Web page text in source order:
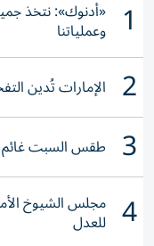
1 «أدنوك»: نتخذ
وعملياتنا
2 الإمارات تُدين
3 طقس السبت غائم
4 مجلس الشيوخ
للعدل